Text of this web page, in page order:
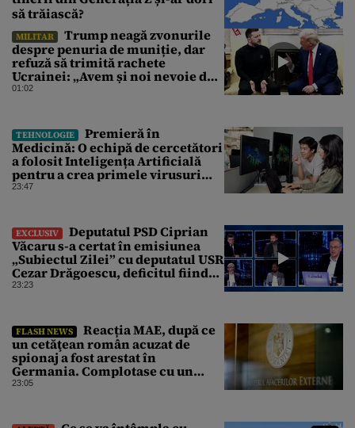
să trăiască?
MILITAR
Trump neagă zvonurile
despre penuria de muniție, dar
refuză să trimită rachete
Ucrainei: „Avem și noi nevoie de
rachete”
01:02
TEHNOLOGIE
Premieră în
Medicină: O echipă de cercetători
a folosit Inteligența Artificială
pentru a crea primele virusuri
sintetice la tratarea de E.coli
23:47
EXCLUSIV
Deputatul PSD Ciprian
Văcaru s-a certat în emisiunea
„Subiectul Zilei” cu deputatul USR
Cezar Drăgoescu, deficitul fiind
motivul scandalului
23:23
FLASH NEWS
Reacția MAE, după ce
un cetăţean român acuzat de
spionaj a fost arestat în
Germania. Complotase cu un
ucrainean ca să asasineze un
23:05